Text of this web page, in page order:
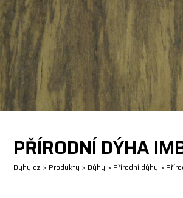
PŘÍRODNÍ DÝHA
Dyhy.cz > Produkty > Dýhy > Přírodní dýhy >